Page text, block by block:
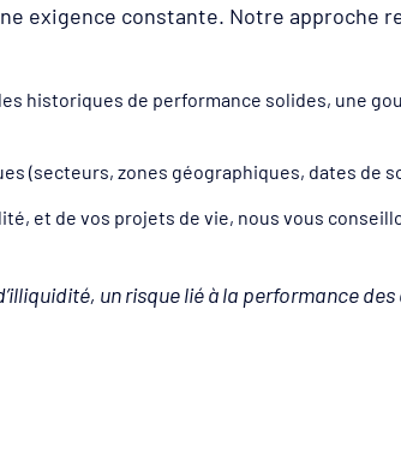
exigence constante. Notre approche
historiques de performance solides, une
(secteurs, zones géographiques, dates de
et de vos projets de vie, nous vous
un risque lié à la performance